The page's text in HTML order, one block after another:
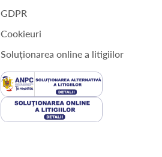
GDPR
Cookieuri
Soluționarea online a litigiilor